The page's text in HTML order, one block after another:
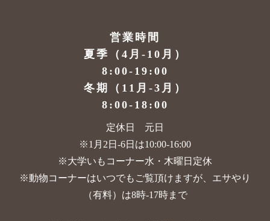
営業時間
夏季（4月-10月）
8:00-19:00
冬期（11月-3月）
8:00-18:00
定休日 元日
※1月2日-6日は10:00-16:00
※大学いもコーナー水・木曜日定休
※動物コーナーはいつでもご覧頂けますが、 エサやり
（有料）は8時-17時まで